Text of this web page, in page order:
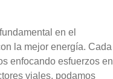
en el
la mejor energía. Cada
enfocando esfuerzos en
viales, podamos